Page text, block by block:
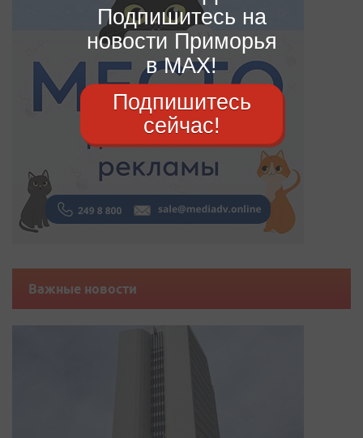
Важные новости
Подпишитесь на
новости Приморья
в MAX!
Подпишитесь
сейчас!